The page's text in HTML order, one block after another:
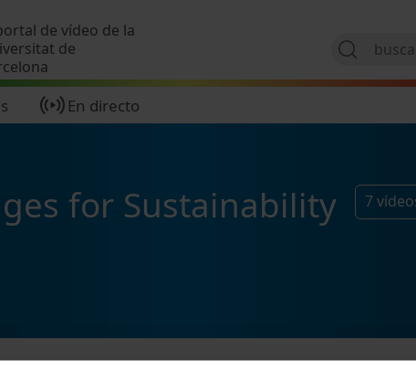
de vídeo de la
de
En directo
for Sustainability 7